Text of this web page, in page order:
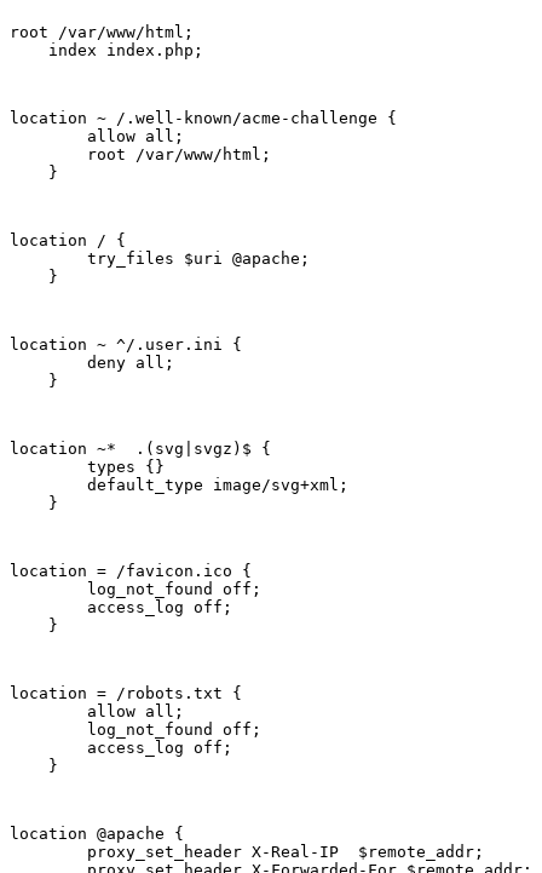
root /var/www/html;
    index index.php;
location ~ /.well-known/acme-challenge {
        allow all;
        root /var/www/html;
    }
location / {
        try_files $uri @apache;
    }
location ~ ^/.user.ini {
        deny all;
    }
location ~*  .(svg|svgz)$ {
        types {}
        default_type image/svg+xml;
    }
location = /favicon.ico {
        log_not_found off;
        access_log off;
    }
location = /robots.txt {
        allow all;
        log_not_found off;
        access_log off;
    }
location @apache {
        proxy_set_header X-Real-IP  $remote_addr;